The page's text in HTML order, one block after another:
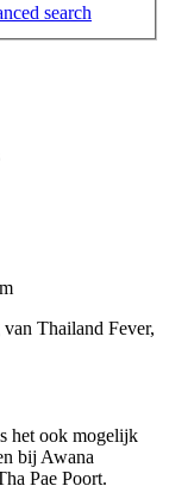
search
Thailand Fever,
het ook mogelijk
bij Awana
Pae Poort.